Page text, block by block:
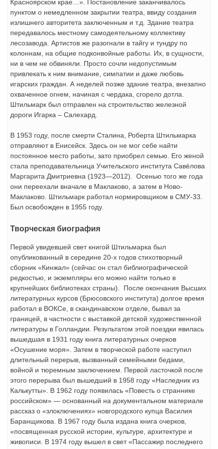
Красноярском крае…». Постановление заканчивалось
пунктом о немедленном закрытии театра, ввиду создания
излишнего авторитета заключенным и т.д. Здание театра
передавалось местному самодеятельному коллективу
лесозавода. Артистов же разогнали в тайгу и тундру по
колоннам, на общие подконвойные работы. Их, в сущности,
ни в чем не обвиняли. Просто сочли недопустимым
привлекать к ним внимание, симпатии и даже любовь
игарских граждан. А неделей позже здание театра, внезапно
охваченное огнем, начиная с чердака, сгорело дотла.
Штильмарк был отправлен на строительство железной
дороги Игарка – Салехард.
В 1953 году, после смерти Сталина, Роберта Штильмарка
отправляют в Енисейск. Здесь он не мог себе найти
постоянное место работы, зато приобрел семью. Его женой
стала преподавательница Учительского института Савёлова
Маргарита Дмитриевна (1923—2012). Осенью того же года
они переехали вначале в Маклаково, а затем в Ново-
Маклаково. Штильмарк работал нормировщиком в СМУ-33.
Был освобожден в 1955 году.
Творческая биография
Первой увидевшей свет книгой Штильмарка был
опубликованный в сере­дине 20-х годов стихотворный
сборник «Кинжал» (сейчас он стал библиографической
редкостью, и экземпляры его можно найти только в
крупнейших библиотеках страны). После окончания Высших
литературных курсов (Брюсовского института) долгое время
работал в ВОКСе, в скандинавском отделе, бывал за
границей, в частности с выставкой детской художественной
литературы в Голландии. Результатом этой поездки явилась
вышедшая в 1931 году книга литературных очерков
«Осушение моря». Затем в творческой работе наступил
длительный перерыв, вызванный семейными бедами,
войной и тюремным заклю­чением. Первой ласточкой после
этого перерыва был вышедший в 1958 году «Наследник из
Калькутты». В 1962 году появилась «Повесть о страннике
российском» — основанный на документальном материале
рассказ о «злоключениях» новгородского купца Василия
Баранщикова. В 1967 году была издана книга очерков,
«посвященная русской истории, культуре, архитектуре и
живописи. В 1974 году вышел в свет «Пассажир последнего